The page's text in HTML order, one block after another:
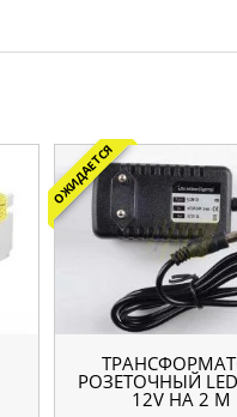
ОЖИДАЕТСЯ
РОЗЕТОЧНЫЙ
12V НА 2 М